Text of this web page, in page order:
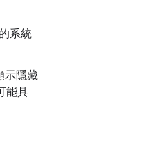
系統
示隱藏
能具